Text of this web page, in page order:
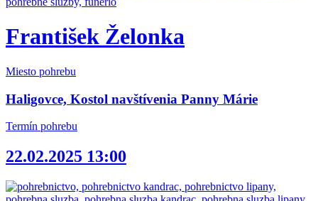
František Želonka
Miesto pohrebu
Haligovce, Kostol navštívenia Panny Márie
Termín pohrebu
22.02.2025 13:00